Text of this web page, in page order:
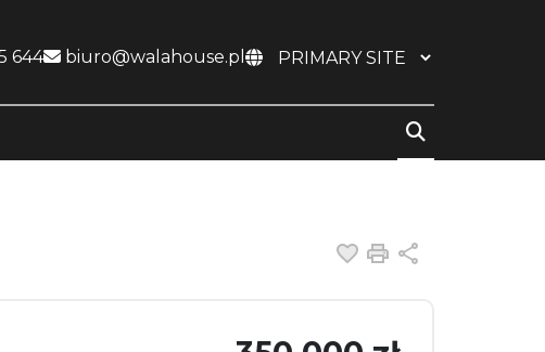
644 biuro@walahouse.pl
Dodaj do
Drukuj